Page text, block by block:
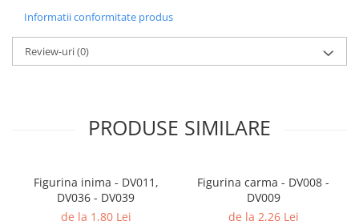
Informatii conformitate produs
Review-uri(0)
PRODUSE SIMILARE
Figurina inima - DV011,
DV036 - DV039
de la 1,80 Lei
Figurina carma - DV008 -
DV009
de la 2,26 Lei